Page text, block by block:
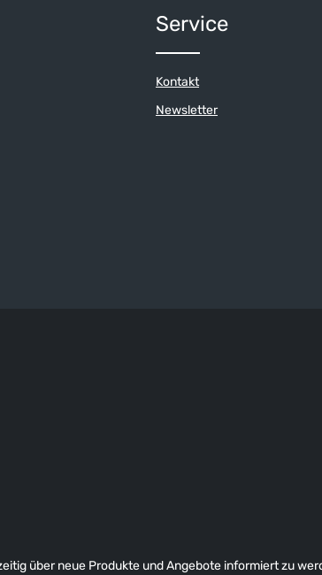
Service
Kontakt
Newsletter
über neue Produkte und Angebote informiert zu